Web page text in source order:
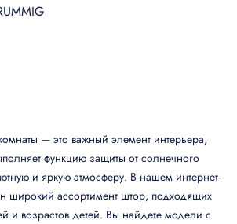
— это важный элемент интерьера,
функцию защиты от солнечного
и яркую атмосферу. В нашем интернет-
широкий ассортимент штор, подходящих
и возрастов детей. Вы найдете модели с